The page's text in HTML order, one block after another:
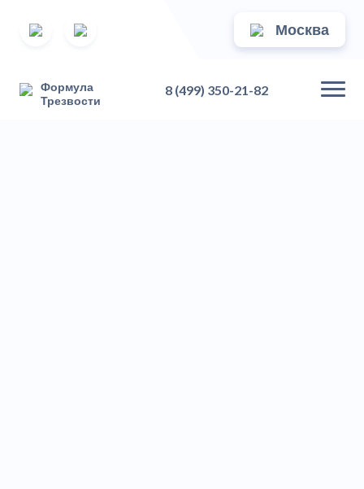
Москва
Формула
Трезвости
8 (499) 350-21-82